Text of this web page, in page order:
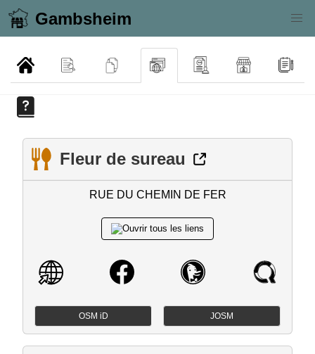
Gambsheim
Fleur de sureau
RUE DU CHEMIN DE FER
OSM iD JOSM